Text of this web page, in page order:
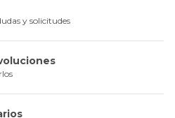
y solicitudes